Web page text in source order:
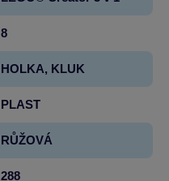
8
HOLKA, KLUK
PLAST
RŮŽOVÁ
288